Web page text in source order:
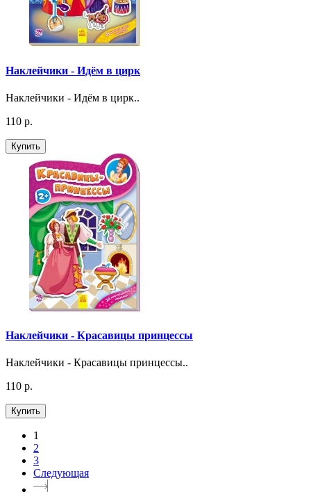
Наклейчики - Идём в цирк
Наклейчики - Идём в цирк..
110 р.
Купить
Наклейчики - Красавицы принцессы
Наклейчики - Красавицы принцессы..
110 р.
Купить
1
2
3
Следующая